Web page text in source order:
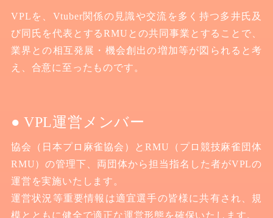
VPLを、Vtuber関係の見識や交流を多く持つ多井氏及
び同氏を代表とするRMUとの共同事業とすることで、
業界との相互発展・機会創出の増加等が図られると考
え、合意に至ったものです。
VPL運営メンバー
協会（日本プロ麻雀協会）とRMU（プロ競技麻雀団体
RMU）の管理下、両団体から担当指名した者がVPLの
運営を実施いたします。
運営状況等重要情報は適宜選手の皆様に共有され、規
模とともに健全で適正な運営形態を確保いたします。